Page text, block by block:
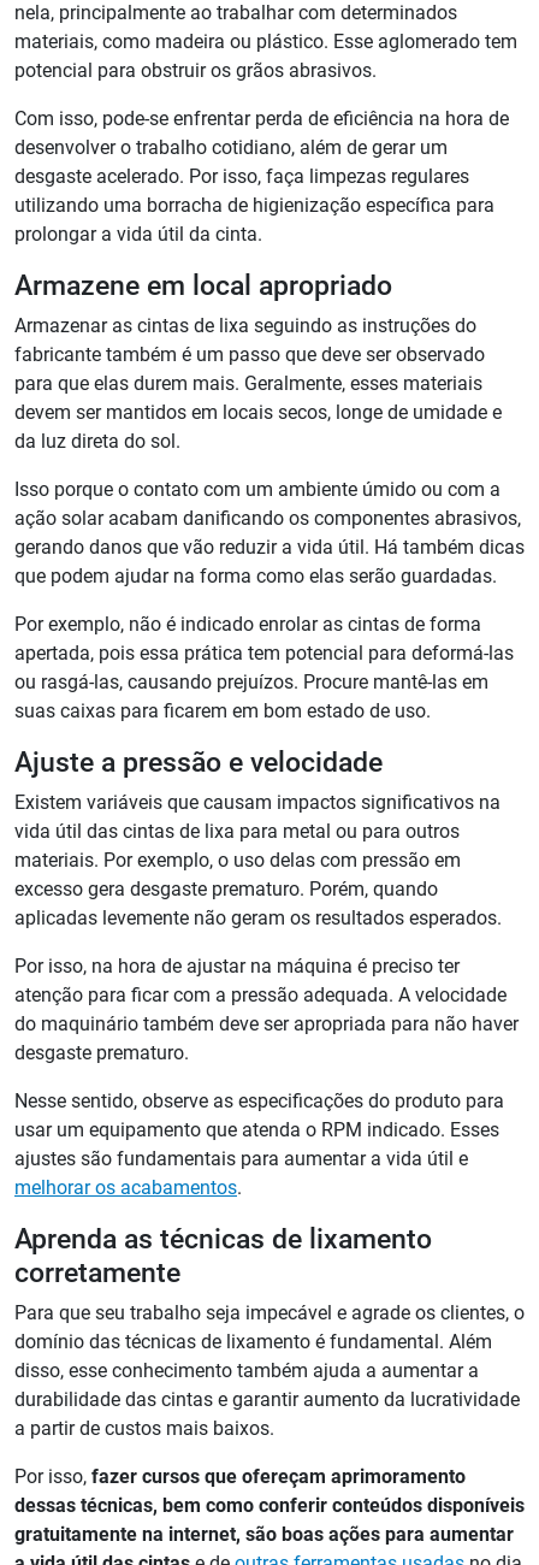
nela, principalmente ao trabalhar com determinados
materiais, como madeira ou plástico. Esse aglomerado tem
potencial para obstruir os grãos abrasivos.
Com isso, pode-se enfrentar perda de eficiência na hora de
desenvolver o trabalho cotidiano, além de gerar um
desgaste acelerado. Por isso, faça limpezas regulares
utilizando uma borracha de higienização específica para
prolongar a vida útil da cinta.
Armazene em local apropriado
Armazenar as cintas de lixa seguindo as instruções do
fabricante também é um passo que deve ser observado
para que elas durem mais. Geralmente, esses materiais
devem ser mantidos em locais secos, longe de umidade e
da luz direta do sol.
Isso porque o contato com um ambiente úmido ou com a
ação solar acabam danificando os componentes abrasivos,
gerando danos que vão reduzir a vida útil. Há também dicas
que podem ajudar na forma como elas serão guardadas.
Por exemplo, não é indicado enrolar as cintas de forma
apertada, pois essa prática tem potencial para deformá-las
ou rasgá-las, causando prejuízos. Procure mantê-las em
suas caixas para ficarem em bom estado de uso.
Ajuste a pressão e velocidade
Existem variáveis que causam impactos significativos na
vida útil das cintas de lixa para metal ou para outros
materiais. Por exemplo, o uso delas com pressão em
excesso gera desgaste prematuro. Porém, quando
aplicadas levemente não geram os resultados esperados.
Por isso, na hora de ajustar na máquina é preciso ter
atenção para ficar com a pressão adequada. A velocidade
do maquinário também deve ser apropriada para não haver
desgaste prematuro.
Nesse sentido, observe as especificações do produto para
usar um equipamento que atenda o RPM indicado. Esses
ajustes são fundamentais para aumentar a vida útil e
melhorar os acabamentos.
Aprenda as técnicas de lixamento
corretamente
Para que seu trabalho seja impecável e agrade os clientes, o
domínio das técnicas de lixamento é fundamental. Além
disso, esse conhecimento também ajuda a aumentar a
durabilidade das cintas e garantir aumento da lucratividade
a partir de custos mais baixos.
Por isso, fazer cursos que ofereçam aprimoramento
dessas técnicas, bem como conferir conteúdos disponíveis
gratuitamente na internet, são boas ações para aumentar